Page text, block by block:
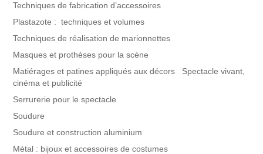
Techniques de fabrication d’accessoires
Plastazote : techniques et volumes
Techniques de réalisation de marionnettes
Masques et prothèses pour la scène
Matiérages et patines appliqués aux décors Spectacle vivant,
cinéma et publicité
Serrurerie pour le spectacle
Soudure
Soudure et construction aluminium
Métal : bijoux et accessoires de costumes